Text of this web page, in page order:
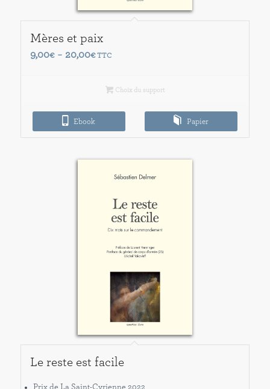
Mères et paix
9,00€ – 20,00€Plage
9,00€
à
20,00€
TTC
Choix du support
Ebook Papier
Le reste est facile